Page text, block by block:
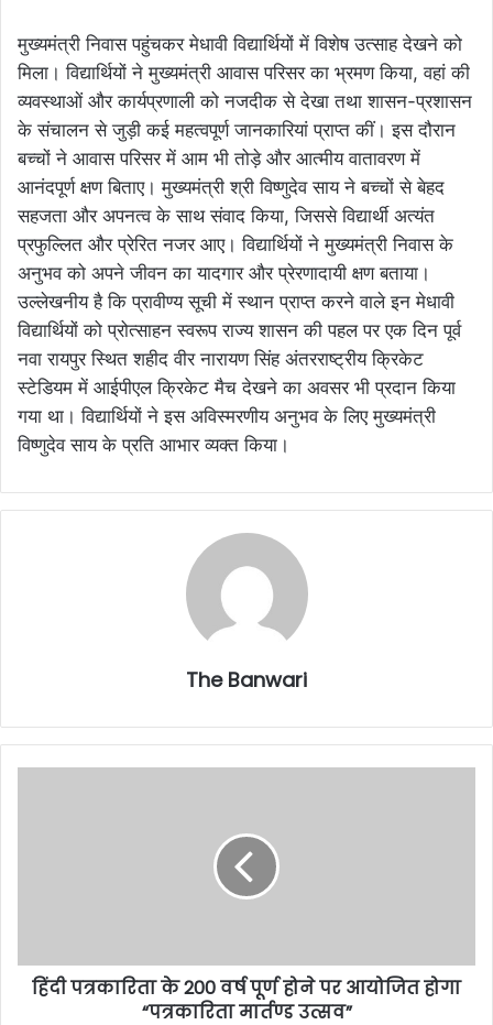
मुख्यमंत्री निवास पहुंचकर मेधावी विद्यार्थियों में विशेष उत्साह देखने को
मिला। विद्यार्थियों ने मुख्यमंत्री आवास परिसर का भ्रमण किया, वहां की
व्यवस्थाओं और कार्यप्रणाली को नजदीक से देखा तथा शासन-प्रशासन
के संचालन से जुड़ी कई महत्वपूर्ण जानकारियां प्राप्त कीं। इस दौरान
बच्चों ने आवास परिसर में आम भी तोड़े और आत्मीय वातावरण में
आनंदपूर्ण क्षण बिताए। मुख्यमंत्री श्री विष्णुदेव साय ने बच्चों से बेहद
सहजता और अपनत्व के साथ संवाद किया, जिससे विद्यार्थी अत्यंत
प्रफुल्लित और प्रेरित नजर आए। विद्यार्थियों ने मुख्यमंत्री निवास के
अनुभव को अपने जीवन का यादगार और प्रेरणादायी क्षण बताया।
उल्लेखनीय है कि प्रावीण्य सूची में स्थान प्राप्त करने वाले इन मेधावी
विद्यार्थियों को प्रोत्साहन स्वरूप राज्य शासन की पहल पर एक दिन पूर्व
नवा रायपुर स्थित शहीद वीर नारायण सिंह अंतरराष्ट्रीय क्रिकेट
स्टेडियम में आईपीएल क्रिकेट मैच देखने का अवसर भी प्रदान किया
गया था। विद्यार्थियों ने इस अविस्मरणीय अनुभव के लिए मुख्यमंत्री
विष्णुदेव साय के प्रति आभार व्यक्त किया।
The Banwari
हिंदी पत्रकारिता के 200 वर्ष पूर्ण होने पर आयोजित होगा
“पत्रकारिता मार्तण्ड उत्सव”